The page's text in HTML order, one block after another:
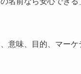
意味、目的、マー